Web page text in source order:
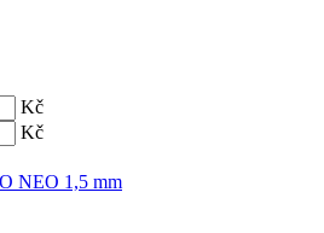
Kč
Kč